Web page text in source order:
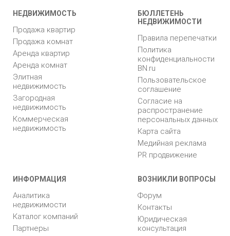
НЕДВИЖИМОСТЬ
Продажа квартир
Продажа комнат
Аренда квартир
Аренда комнат
Элитная
недвижимость
Загородная
недвижимость
Коммерческая
недвижимость
БЮЛЛЕТЕНЬ
НЕДВИЖИМОСТИ
Правила перепечатки
Политика
конфиденциальности
BN.ru
Пользовательское
соглашение
Согласие на
распространение
персональных данных
Карта сайта
Медийная реклама
PR продвижение
ИНФОРМАЦИЯ
Аналитика
недвижимости
Каталог компаний
Партнеры
ВОЗНИКЛИ ВОПРОСЫ
Форум
Контакты
Юридическая
консультация